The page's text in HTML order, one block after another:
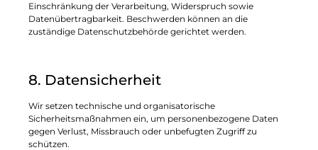
Einschränkung der Verarbeitung, Widerspruch sowie
Datenübertragbarkeit. Beschwerden können an die
zuständige Datenschutzbehörde gerichtet werden.
8. Datensicherheit
Wir setzen technische und organisatorische
Sicherheitsmaßnahmen ein, um personenbezogene Daten
gegen Verlust, Missbrauch oder unbefugten Zugriff zu
schützen.